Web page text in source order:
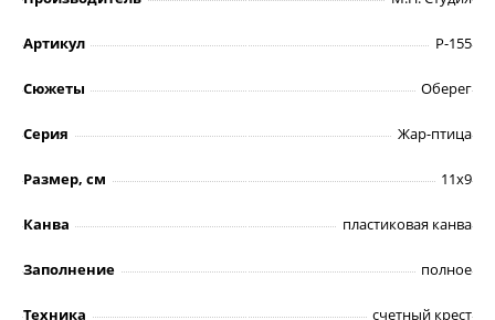
Артикул Р-155
Сюжеты Оберег
Серия Жар-птица
Размер, см 11х9
Канва пластиковая канва
Заполнение полное
Техника счетный крест